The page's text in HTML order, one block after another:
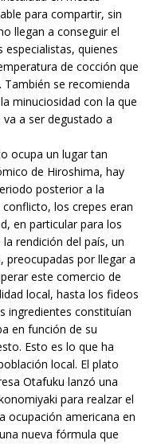
para compartir, sin
llegan a conseguir el
quienes
de cocción que
se recomienda
minuciosidad con la que
a ser degustado a
ocupa un lugar tan
de Hiroshima, hay
posterior a la
conflicto, los crepes eran
en particular para los
rendición del país, un
preocupadas por llegar a
este comercio de
local, hasta los fideos
ingredientes constituían
en función de su
Esto es lo que ha
local. El plato
Otafuku lanzó una
para realzar el
ocupación americana en
nueva fórmula que